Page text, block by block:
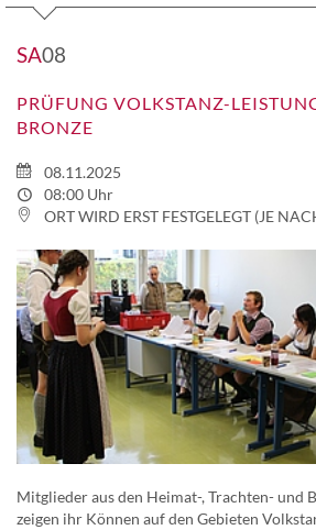
SA08
PRÜFUNG VOLKSTANZ-
BRONZE
08.11.2025
08:00 Uhr
ORT WIRD ERST FESTGELEGT (JE
Mitglieder aus den Heimat-, Trachten- und
zeigen ihr Können auf den Gebieten